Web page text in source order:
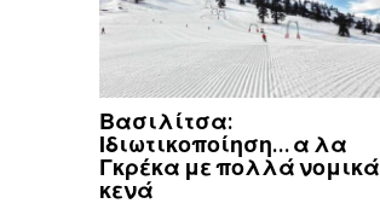
Βασιλίτσα:
Ιδιωτικοποίηση… α λα
Γκρέκα με πολλά νομικά
κενά